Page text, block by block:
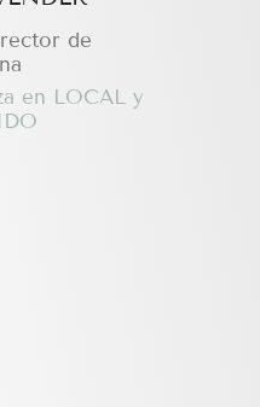
de
en LOCAL y